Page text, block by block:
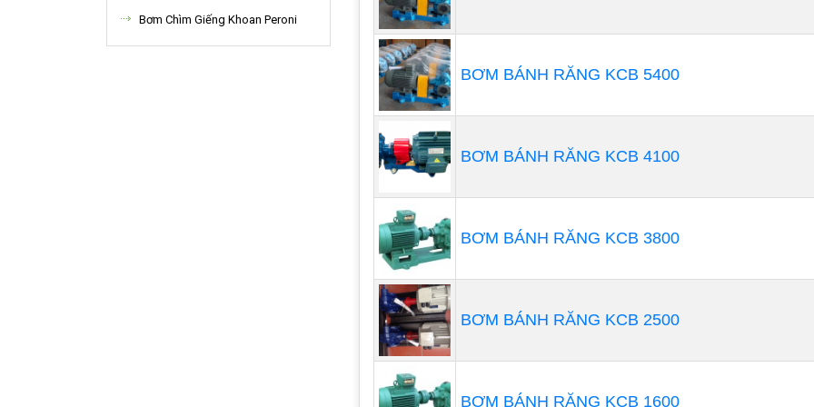
Bơm Chìm Giếng Khoan Peroni
2, bơm định lượng màng
Do sự cách ly của màng ngăn, sự cách ly giữa chất lỏng
đạt được về mặt cấu trúc. Thiết kế cấu trúc công nghệ cao
kể tuổi thọ của màng ngăn. Kết hợp với khả năng chống ăn
định lượng màng đã trở thành loại bơm chính trong các ứng
thành viên của dòng máy bơm định lượng màng, máy bơm
được nhược điểm của việc tập trung lực quá mức của màng
BƠM BÁNH RĂNG KCB 5400
BƠM BÁNH RĂNG KCB 4100
BƠM BÁNH RĂNG KCB 3800
BƠM BÁNH RĂNG KCB 2500
BƠM BÁNH RĂNG KCB 1600